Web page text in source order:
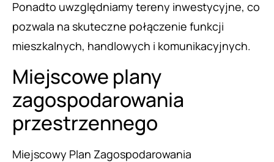
Ponadto uwzględniamy tereny inwestycyjne, co
pozwala na skuteczne połączenie funkcji
mieszkalnych, handlowych i komunikacyjnych.
Miejscowe plany
zagospodarowania
przestrzennego
Miejscowy Plan Zagospodarowania